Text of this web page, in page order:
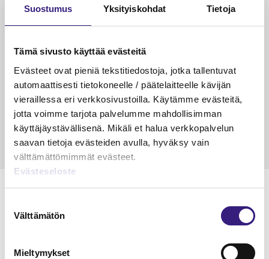
Suostumus Yksityiskohdat Tietoja
Tämä sivusto käyttää evästeitä
Evästeet ovat pieniä tekstitiedostoja, jotka tallentuvat
automaattisesti tietokoneelle / päätelaitteelle kävijän
vieraillessa eri verkkosivustoilla. Käytämme evästeitä,
jotta voimme tarjota palvelumme mahdollisimman
käyttäjäystävällisenä. Mikäli et halua verkkopalvelun
saavan tietoja evästeiden avulla, hyväksy vain
välttämättömimmät evästeet.
Evästeseloste
valinta
Välttämätön
Mieltymykset
VEROTUS
Kulu­veloitukset arvon­lisä­
verotuksessa – omien kulujen
veloitus, kulujen edelleen­
veloitus ja läpi­laskutus
Petri Salomaa
Tarja
14.5.2021